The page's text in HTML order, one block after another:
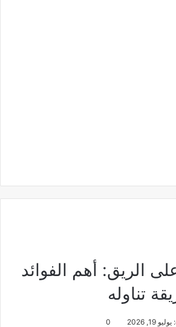
الريق: أهم الفوائد
تناوله
19, 2026
0